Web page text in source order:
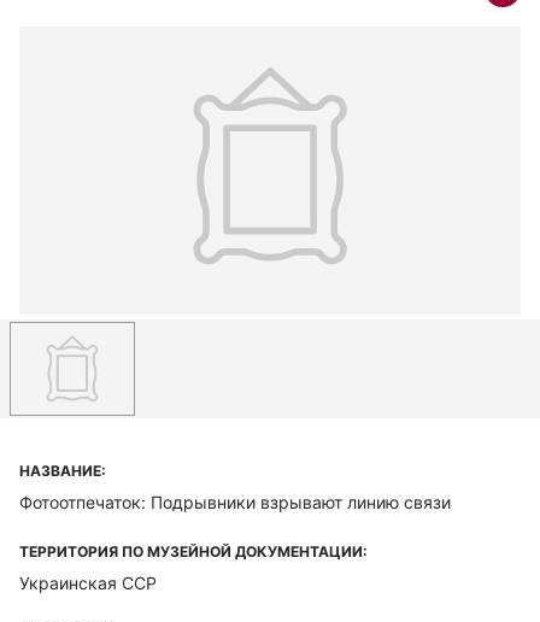
НАЗВАНИЕ:
Фотоотпечаток: Подрывники взрывают линию связи
ТЕРРИТОРИЯ ПО МУЗЕЙНОЙ ДОКУМЕНТАЦИИ:
Украинская ССР